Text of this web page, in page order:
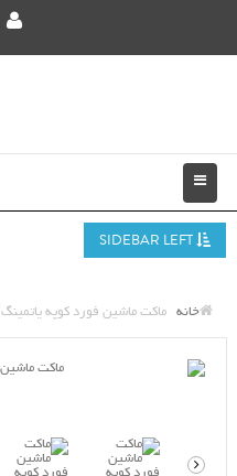
خانه ماکت ماشین فورد کوپه یاتمینگ